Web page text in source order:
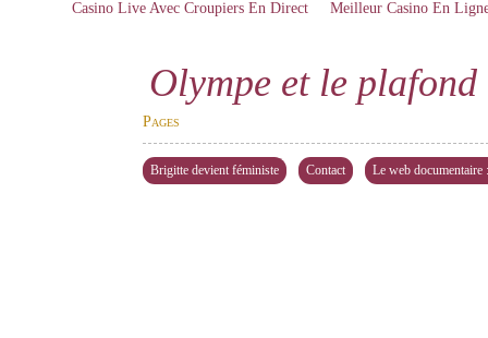
Casino Live Avec Croupiers En Direct Meilleur Casino En
Olympe et le plafond
Pages
Brigitte devient féministe Contact Le web documentaire